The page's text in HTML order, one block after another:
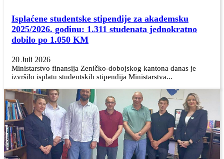
Isplaćene studentske stipendije za akademsku
2025/2026. godinu: 1.311 studenata jednokratno
dobilo po 1.050 KM
20 Juli 2026
Ministarstvo finansija Zeničko-dobojskog kantona danas je
izvršilo isplatu studentskih stipendija Ministarstva...